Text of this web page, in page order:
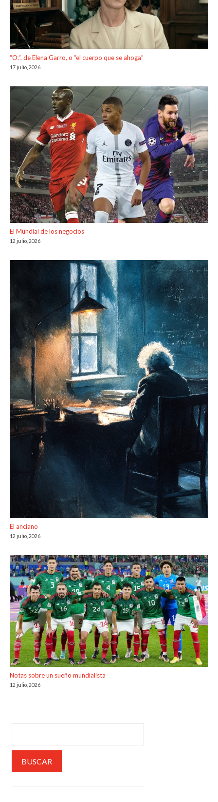
“O.”, de Elena Garro, o “el cuerpo que se ahoga”
17 julio, 2026
El Mundial de los negocios
12 julio, 2026
El anciano
12 julio, 2026
Notas sobre un sueño mundialista
12 julio, 2026